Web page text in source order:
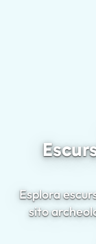
Esplora
sito